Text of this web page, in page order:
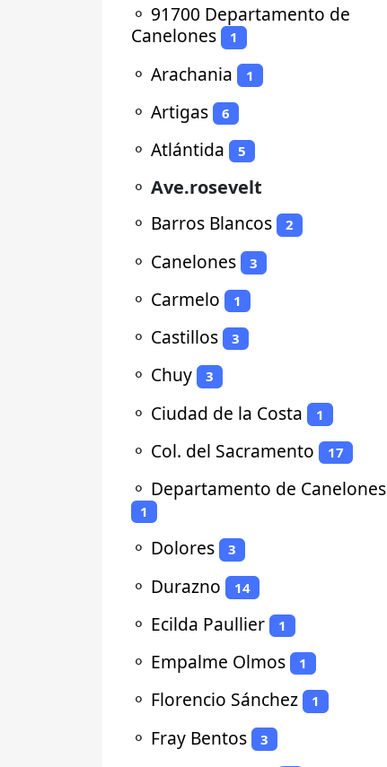
⚬ 91700 Departamento de
Canelones
1
⚬ Arachania 1
⚬ Artigas 6
⚬ Atlántida 5
⚬ Ave.rosevelt
⚬ Barros Blancos 2
⚬ Canelones 3
⚬ Carmelo 1
⚬ Castillos 3
⚬ Chuy 3
⚬ Ciudad de la Costa 1
⚬ Col. del Sacramento 17
⚬ Departamento de Canelones
1
⚬ Dolores 3
⚬ Durazno 14
⚬ Ecilda Paullier 1
⚬ Empalme Olmos 1
⚬ Florencio Sánchez 1
⚬ Fray Bentos 3